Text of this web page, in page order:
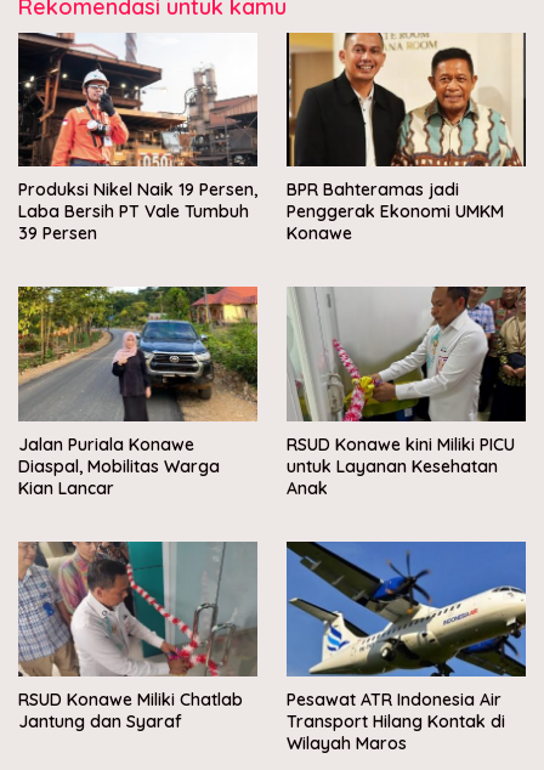
Rekomendasi untuk kamu
Produksi Nikel Naik 19 Persen,
Laba Bersih PT Vale Tumbuh
39 Persen
BPR Bahteramas jadi
Penggerak Ekonomi UMKM
Konawe
Jalan Puriala Konawe
Diaspal, Mobilitas Warga
Kian Lancar
RSUD Konawe kini Miliki PICU
untuk Layanan Kesehatan
Anak
RSUD Konawe Miliki Chatlab
Jantung dan Syaraf
Pesawat ATR Indonesia Air
Transport Hilang Kontak di
Wilayah Maros